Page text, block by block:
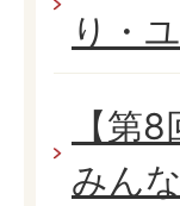
り・
【第
みん